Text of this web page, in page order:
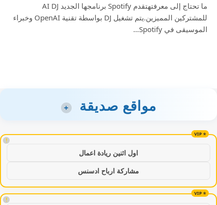
ما تحتاج إلى معرفتهتقدم Spotify برنامجها الجديد AI DJ
للمشتركين المميزين.يتم تشغيل DJ بواسطة تقنية OpenAI وخبراء
الموسيقى في Spotify…
مواقع صديقة +
!
اول اثنين ريادة اعمال
مشاركة ارباح ادسنس
!